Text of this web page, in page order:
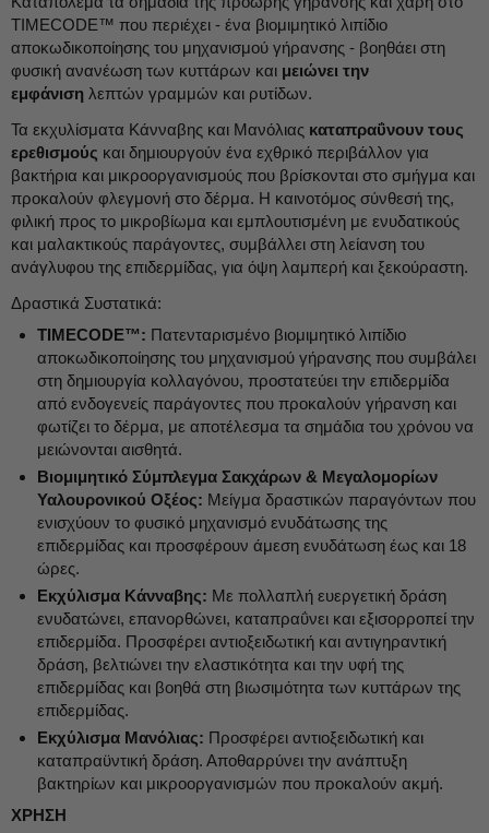
TIMECODE™ που περιέχει - ένα βιομιμητικό λιπίδιο
αποκωδικοποίησης του μηχανισμού γήρανσης - βοηθάει στη
φυσική ανανέωση των κυττάρων και μειώνει την
εμφάνιση λεπτών γραμμών και ρυτίδων.
Τα εκχυλίσματα Κάνναβης και Μανόλιας καταπραΰνουν τους
ερεθισμούς και δημιουργούν ένα εχθρικό περιβάλλον για
βακτήρια και μικροοργανισμούς που βρίσκονται στο σμήγμα και
προκαλούν φλεγμονή στο δέρμα. Η καινοτόμος σύνθεσή της,
φιλική προς το μικροβίωμα και εμπλουτισμένη με ενυδατικούς
και μαλακτικούς παράγοντες, συμβάλλει στη λείανση του
ανάγλυφου της επιδερμίδας, για όψη λαμπερή και ξεκούραστη.
Δραστικά Συστατικά:
TIMECODE™: Πατενταρισμένο βιομιμητικό λιπίδιο
αποκωδικοποίησης του μηχανισμού γήρανσης που συμβάλει
στη δημιουργία κολλαγόνου, προστατεύει την επιδερμίδα
από ενδογενείς παράγοντες που προκαλούν γήρανση και
φωτίζει το δέρμα, με αποτέλεσμα τα σημάδια του χρόνου να
μειώνονται αισθητά.
Βιομιμητικό Σύμπλεγμα Σακχάρων & Μεγαλομορίων
Υαλουρονικού Οξέος: Μείγμα δραστικών παραγόντων που
ενισχύουν το φυσικό μηχανισμό ενυδάτωσης της
επιδερμίδας και προσφέρουν άμεση ενυδάτωση έως και 18
ώρες.
Εκχύλισμα Κάνναβης: Με πολλαπλή ευεργετική δράση
ενυδατώνει, επανορθώνει, καταπραΰνει και εξισορροπεί την
επιδερμίδα. Προσφέρει αντιοξειδωτική και αντιγηραντική
δράση, βελτιώνει την ελαστικότητα και την υφή της
επιδερμίδας και βοηθά στη βιωσιμότητα των κυττάρων της
επιδερμίδας.
Εκχύλισμα Μανόλιας: Προσφέρει αντιοξειδωτική και
καταπραϋντική δράση. Αποθαρρύνει την ανάπτυξη
βακτηρίων και μικροοργανισμών που προκαλούν ακμή.
ΧΡΗΣΗ